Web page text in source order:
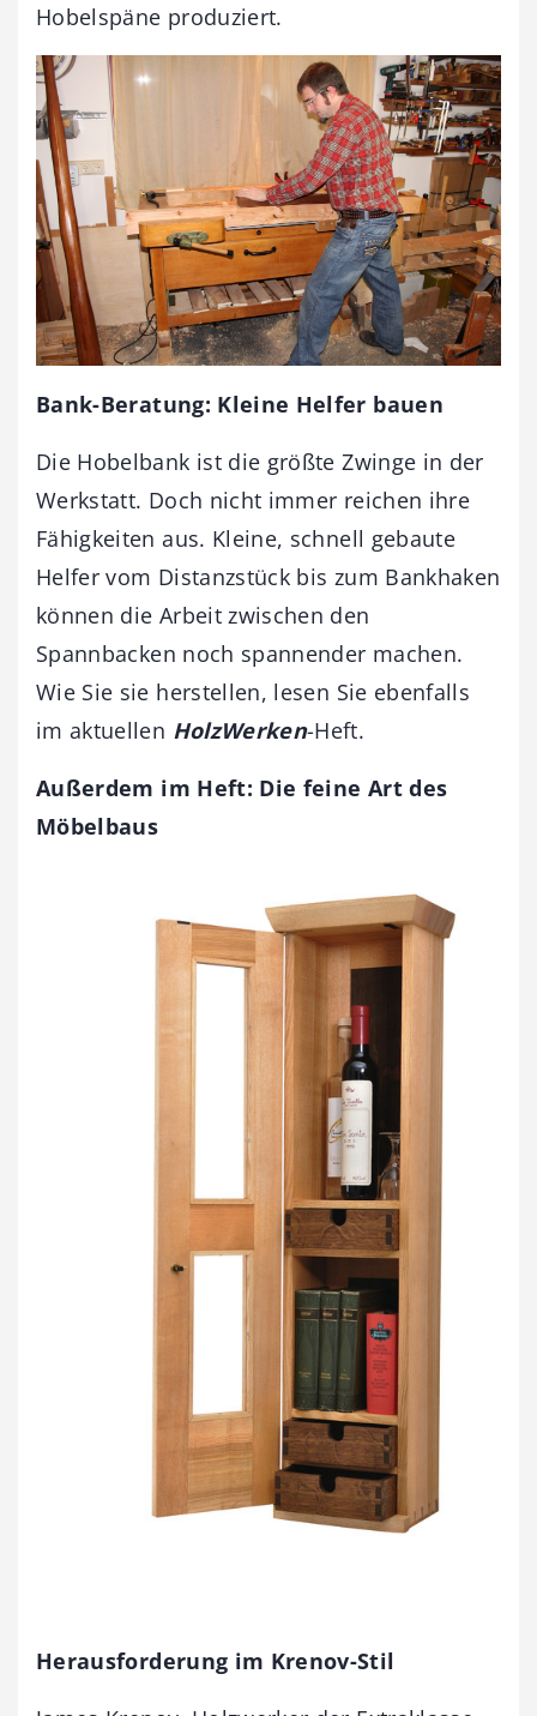
Hobelspäne produziert.
Bank-Beratung: Kleine Helfer bauen
Die Hobelbank ist die größte Zwinge in der
Werkstatt. Doch nicht immer reichen ihre
Fähigkeiten aus. Kleine, schnell gebaute
Helfer vom Distanzstück bis zum Bankhaken
können die Arbeit zwischen den
Spannbacken noch spannender machen.
Wie Sie sie herstellen, lesen Sie ebenfalls
im aktuellen HolzWerken-Heft.
Außerdem im Heft: Die feine Art des
Möbelbaus
Herausforderung im Krenov-Stil